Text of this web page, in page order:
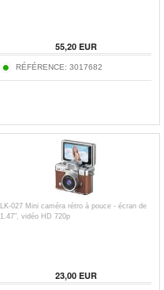
55,20EUR
RÉFÉRENCE: 3017682
LK-027 Mini caméra rétro à pouce - écran de
1.47", vidéo HD 720p
23,00EUR